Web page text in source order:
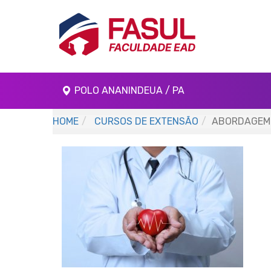
POLO ANANINDEUA / PA
HOME CURSOS DE EXTENSÃO